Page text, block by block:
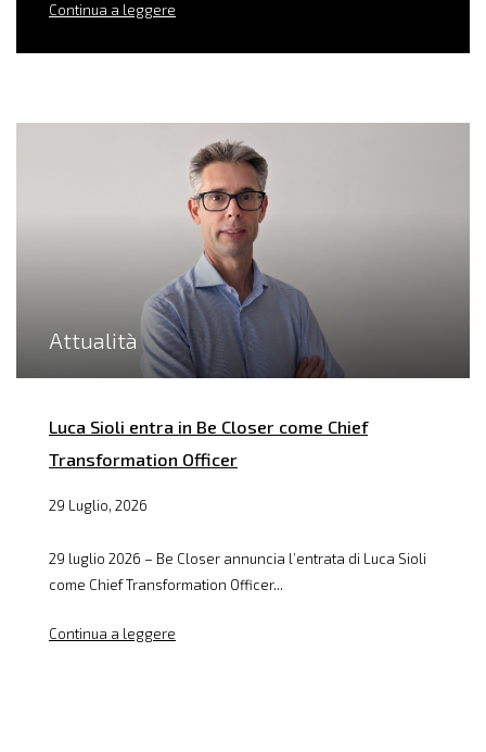
Continua a leggere
Attualità
Luca Sioli entra in Be Closer come Chief
Transformation Officer
29 Luglio, 2026
29 luglio 2026 – Be Closer annuncia l’entrata di Luca Sioli
come Chief Transformation Officer...
Continua a leggere